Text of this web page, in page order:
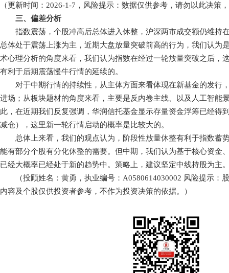
（更新时间：2026-1-7，风险提示：数据仅供参考，请勿以此决策
三、偏差分析
指数震荡，个股冲高后总体进入休整，沪深两市成交额仍维持
总体处于震荡上涨为主，近期大盘放量突破前高的行为，我们认为
术心理分析的角度来看，我们认为指数在经过一轮放量突破之后，
有利于后期震荡慢牛行情的延续的。
对于中期行情的持续性，从主体方面来看体现在新基金的发行
进场；从板块题材的角度来看，主要是反内卷主线、以及人工智能
此，在近期我们反复强调，华润信托基金显示存量资金浮筹已经得
减仓），这里新一轮行情启动的概率是比较大的。
总体上来看，我们的观点认为，阶段性放量休整有利于指数蓄
能有部分个股有分化休整的需要。但中期，我们认为基于核心资金
已经大概率已经处于新的趋势中。策略上，建议坚定中线持股为主
（投顾姓名：黄勇，执业编号：A0580614030002 风险提示：
内容及个股仅供投资者参考，不作为投资决策的依据。）